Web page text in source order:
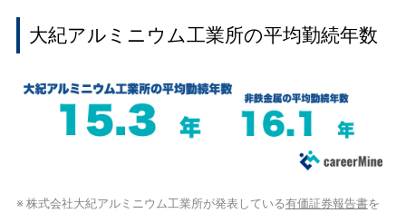
大紀アルミニウム工業所の平均勤続年数
※ 株式会社大紀アルミニウム工業所が発表している有価証券報告書を